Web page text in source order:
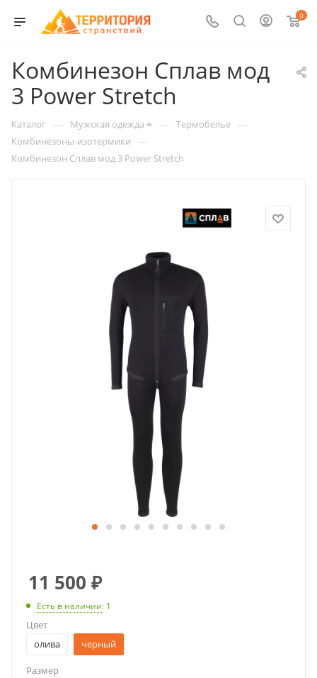
0
Комбинезон Сплав мод
3 Power Stretch
Каталог — Мужская одежда ≡ — Термобелье —
Комбинезоны-изотермики —
Комбинезон Сплав мод 3 Power Stretch
11 500 ₽
Есть в наличии: 1
Цвет
олива
черный
Размер